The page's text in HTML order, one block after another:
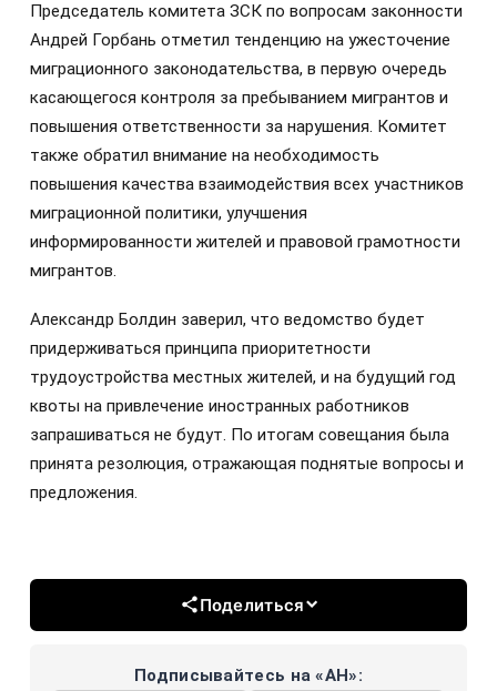
Председатель комитета ЗСК по вопросам законности
Андрей Горбань отметил тенденцию на ужесточение
миграционного законодательства, в первую очередь
касающегося контроля за пребыванием мигрантов и
повышения ответственности за нарушения. Комитет
также обратил внимание на необходимость
повышения качества взаимодействия всех участников
миграционной политики, улучшения
информированности жителей и правовой грамотности
мигрантов.
Александр Болдин заверил, что ведомство будет
придерживаться принципа приоритетности
трудоустройства местных жителей, и на будущий год
квоты на привлечение иностранных работников
запрашиваться не будут. По итогам совещания была
принята резолюция, отражающая поднятые вопросы и
предложения.
Поделиться
Подписывайтесь на «АН»: